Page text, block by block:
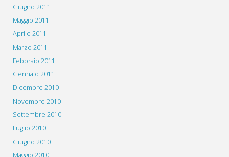
Giugno 2011
Maggio 2011
Aprile 2011
Marzo 2011
Febbraio 2011
Gennaio 2011
Dicembre 2010
Novembre 2010
Settembre 2010
Luglio 2010
Giugno 2010
Maggio 2010